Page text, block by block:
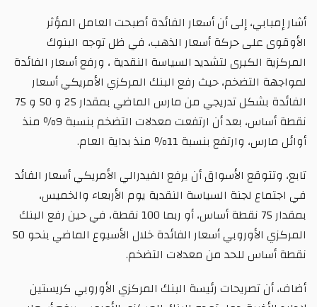
أشار إمبابي، إلى أن أسعار الفائدة أصبحت العامل المؤثر
الأوقوى على حركة أسعار الذهب، في ظل توجه البنوك
المركزية الكبرى لتشديد السياسة النقدية ، ورفع أسعار الفائدة
لمواجهة التضخم، حيث رفع البنك المركزي الأمريكي أسعار
الفائدة بشكل تدريجي من مارس الماضي بمقدار 25 و 50 و 75
نقطة أساس، بعد أن ارتفعت معدلات التضخم بنسبة 9٪ منذ
أوائل مارس، وارتفع بنسبة 11٪ منذ بداية العام.
تابع، وتتوقع الأسواق أن يرفع الفيدرالي الأمريكي أسعار الفائد
في اجتماع لجنة السياسة النقدية يوم الأربعاء والخميس،
بمقدار 75 نقطة أساس، أو ربما 100 نقطة، في حين رفع البنك
المركزي الأوروبي أسعار الفائدة خلال الأسبوع الماضي بنحو 50
نقطة أساس للحد من معدلات التضخم.
أضاف، أن تصريحات رئيسة البنك المركزي الأوروبي كريستين